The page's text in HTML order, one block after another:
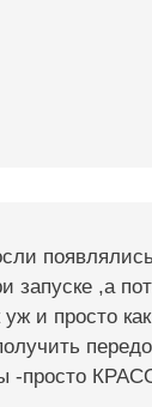
запуске ,а
и просто
-просто